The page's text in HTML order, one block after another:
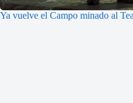
Ya vuelve el Campo minado al